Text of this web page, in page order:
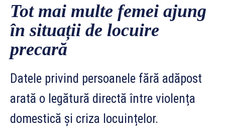
Tot mai multe femei ajung
în situații de locuire
precară
Datele privind persoanele fără adăpost
arată o legătură directă între violența
domestică și criza locuințelor.